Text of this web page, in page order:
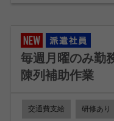
毎週月曜のみ勤
陳列補助作業
交通費支給 研修あり